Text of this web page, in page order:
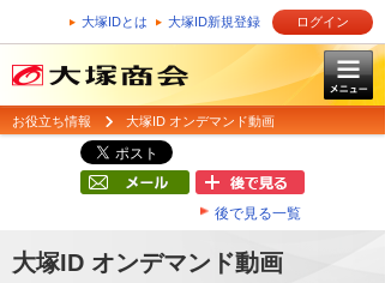
大塚IDとは 大塚ID新規登録 ログイン
お役立ち情報 大塚ID オンデマンド動画
後で見る一覧
大塚ID オンデマンド動画